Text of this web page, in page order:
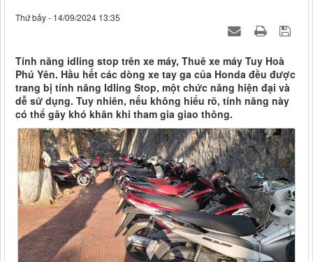
Thứ bảy - 14/09/2024 13:35
Tính năng idling stop trên xe máy, Thuê xe máy Tuy Hoà
Phú Yên. Hầu hết các dòng xe tay ga của Honda đều được
trang bị tính năng Idling Stop, một chức năng hiện đại và
dễ sử dụng. Tuy nhiên, nếu không hiểu rõ, tính năng này
có thể gây khó khăn khi tham gia giao thông.